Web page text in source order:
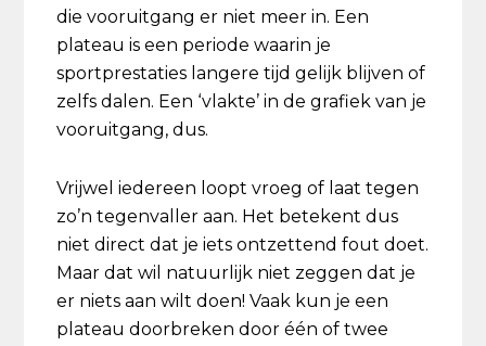
die vooruitgang er niet meer in. Een
plateau is een periode waarin je
sportprestaties langere tijd gelijk blijven of
zelfs dalen. Een ‘vlakte’ in de grafiek van je
vooruitgang, dus.
Vrijwel iedereen loopt vroeg of laat tegen
zo’n tegenvaller aan. Het betekent dus
niet direct dat je iets ontzettend fout doet.
Maar dat wil natuurlijk niet zeggen dat je
er niets aan wilt doen! Vaak kun je een
plateau doorbreken door één of twee